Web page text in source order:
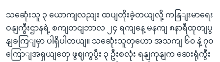
သဆေုံးသူ ၃ ယောကျလညျး ထပျတိုးခဲ့တယျလို့ ကနြျးမာရေး
ဝနျကွီးဌာနရဲ့ စကျတငျဘာလ ၂၄ ရကျနေ့ မနကျ ၈နာရီထုတျပွ
နျခကြျမှာ ပါရှိပါတယျ။ သဆေုံးသူတှဟော အသကျ ၆၀ နဲ့ ၇၀
ကြောျအရှယျတှေ ဖွဈကွပွီး ၃ ဦးစလုံး ရနျကုနျက ဆေးရုံကွီး